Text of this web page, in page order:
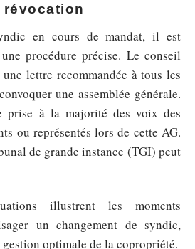
révocation
en cours de mandat, il est
procédure précise. Le conseil
lettre recommandée à tous les
une assemblée générale.
prise à la majorité des voix des
ou représentés lors de cette AG.
de grande instance (TGI) peut
illustrent les moments
un changement de syndic,
optimale de la copropriété.